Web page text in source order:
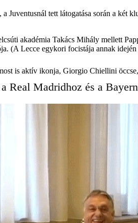
Juventusnál tett látogatása során a két
akadémia Takács Mihály mellett
(A Lecce egykori focistája annak
is aktív ikonja, Giorgio Chiellini
Real Madridhoz és a